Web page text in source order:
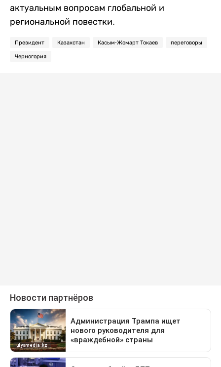
актуальным вопросам глобальной и
региональной повестки.
Президент Казахстан Касым-Жомарт Токаев переговоры
Черногория